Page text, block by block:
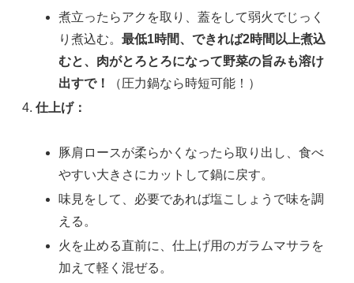
煮立ったらアクを取り、蓋をして弱火でじっく
り煮込む。最低1時間、できれば2時間以上煮込
むと、肉がとろとろになって野菜の旨みも溶け
出すで！
（圧力鍋なら時短可能！）
仕上げ：
豚肩ロースが柔らかくなったら取り出し、食べ
やすい大きさにカットして鍋に戻す。
味見をして、必要であれば塩こしょうで味を調
える。
火を止める直前に、仕上げ用のガラムマサラを
加えて軽く混ぜる。